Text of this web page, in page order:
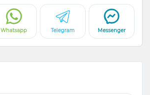
Whatsapp Telegram Messenger